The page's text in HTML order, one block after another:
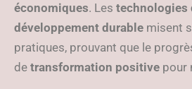
économiques. Les technologies
développement durable misent
pratiques, prouvant que le
de transformation positive pour